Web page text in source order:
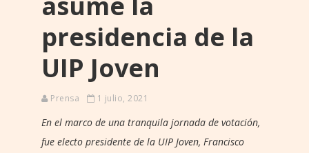
presidencia de la
UIP Joven
Prensa 1 julio, 2021
En el marco de una tranquila jornada de votación,
fue electo presidente de la UIP Joven, Francisco